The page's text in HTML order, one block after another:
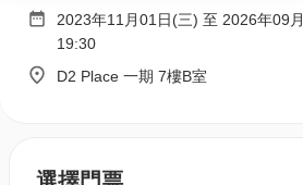
2023年11月01日(三) 至 2026年09
19:30
D2 Place 一期 7樓B室